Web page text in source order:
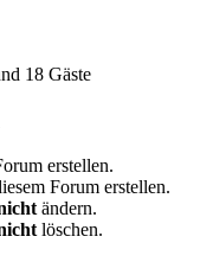
18 Gäste
erstellen.
Forum erstellen.
ändern.
löschen.